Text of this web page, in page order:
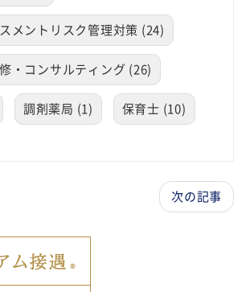
メントリスク管理対策 (24)
・コンサルティング (26)
調剤薬局 (1) 保育士 (10)
次の記事